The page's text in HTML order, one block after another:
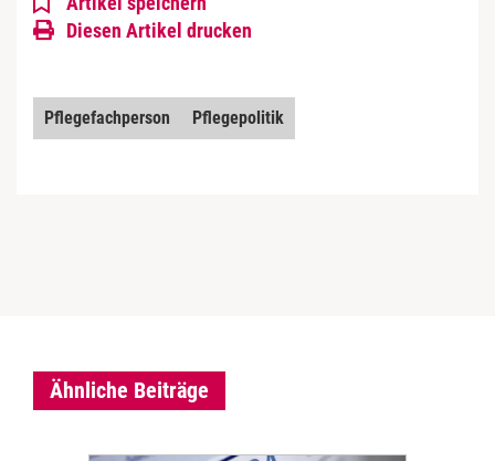
Diesen Artikel drucken
Pflegefachperson Pflegepolitik
Ähnliche Beiträge